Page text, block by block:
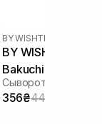
BY WISHTREND
BY WISHTREND
Bakuchiol Serum
Сыворотка с
356₴445₴